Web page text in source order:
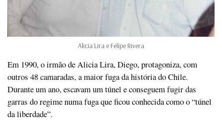
Alicia Lira e Felipe Rivera
Em 1990, o irmão de Alicia Lira, Diego, protagoniza, com
outros 48 camaradas, a maior fuga da história do Chile.
Durante um ano, escavam um túnel e conseguem fugir das
garras do regime numa fuga que ficou conhecida como o “túnel
da liberdade”.